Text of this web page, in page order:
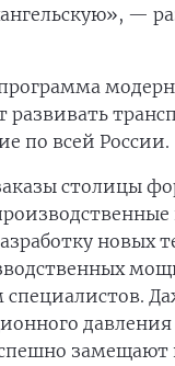
—
развивать
по всей России.
столицы
новых
специалистов.